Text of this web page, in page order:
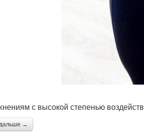
с высокой степенью
→